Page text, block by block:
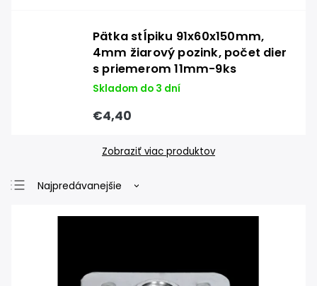
Pätka stĺpiku 91x60x150mm,
4mm žiarový pozink, počet dier
s priemerom 11mm-9ks
Skladom do 3 dní
€4,40
Zobraziť viac produktov
Najpredávanejšie